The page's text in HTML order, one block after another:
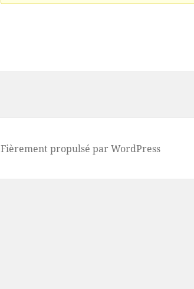
Fièrement propulsé par WordPress